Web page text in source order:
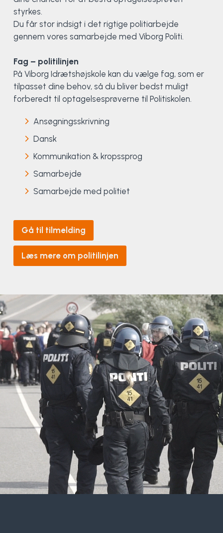
styrkes.
Du får stor indsigt i det rigtige politiarbejde
gennem vores samarbejde med Viborg Politi.
Fag – politilinjen
På Viborg Idrætshøjskole kan du vælge fag, som er
tilpasset dine behov, så du bliver bedst muligt
forberedt til optagelsesprøverne til Politiskolen.
Ansøgningsskrivning
Dansk
Kommunikation & kropssprog
Samarbejde
Samarbejde med politiet
Gå til tilmelding
Læs mere om politilinjen
Elevportræt
Priser
Fitness
Friluftsliv
Futsal
Golf
Hiphop
HYROX
Klatring
Løb
Padel
Pardans
Rytmisk gymnastik
Ski & snowboard
Spring
Styrketræning
SUP
Organisk værksted
Strik og Hækling
Udekøkken
Ølbrygning
Køn, krop og seksualitet
Ro på
Sportspsykologi
Træner- og lederakademi
Projektleder
Træner- og lederakademi
OCR i Spanien
Surf i Marokko
Mille Sigsgaard Christensen
Thomas Skovgaard
Trine Rask-Nielsen
Troels Rasmussen
Viborg Elitehold